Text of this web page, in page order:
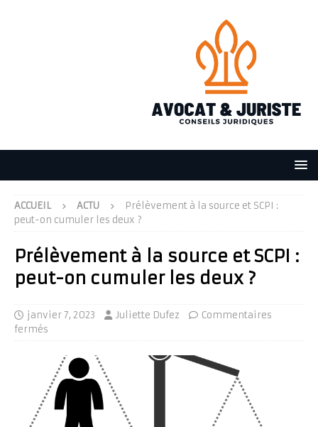
ACCUEIL ACTU
Prélèvement à la source et SCPI :
peut-on cumuler les deux ?
Prélèvement à la source et SCPI :
peut-on cumuler les deux ?
janvier 7, 2023 Juliette Dufez
Commentaires
fermés